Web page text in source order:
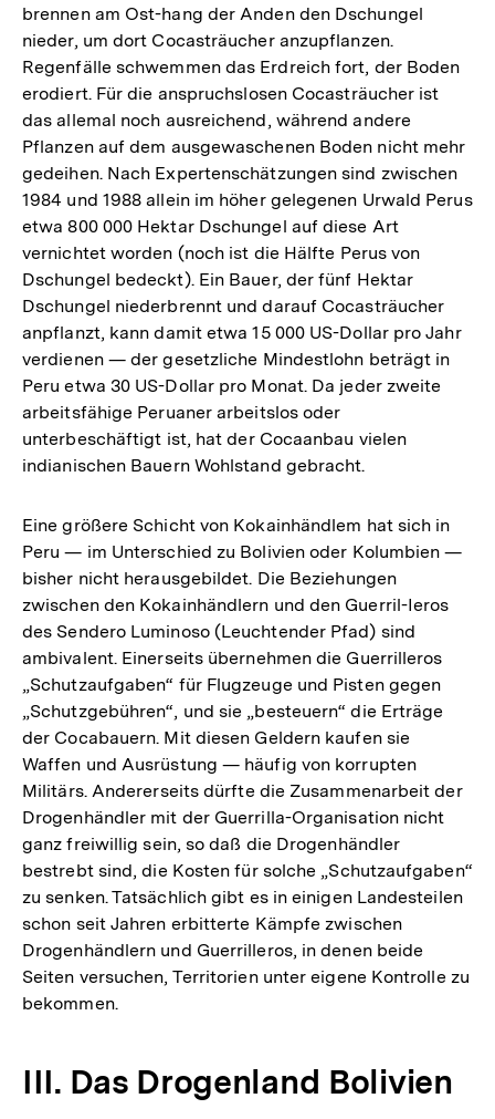
brennen am Ost-hang der Anden den Dschungel
nieder, um dort Cocasträucher anzupflanzen.
Regenfälle schwemmen das Erdreich fort, der Boden
erodiert. Für die anspruchslosen Cocasträucher ist
das allemal noch ausreichend, während andere
Pflanzen auf dem ausgewaschenen Boden nicht mehr
gedeihen. Nach Expertenschätzungen sind zwischen
1984 und 1988 allein im höher gelegenen Urwald Perus
etwa 800 000 Hektar Dschungel auf diese Art
vernichtet worden (noch ist die Hälfte Perus von
Dschungel bedeckt). Ein Bauer, der fünf Hektar
Dschungel niederbrennt und darauf Cocasträucher
anpflanzt, kann damit etwa 15 000 US-Dollar pro Jahr
verdienen — der gesetzliche Mindestlohn beträgt in
Peru etwa 30 US-Dollar pro Monat. Da jeder zweite
arbeitsfähige Peruaner arbeitslos oder
unterbeschäftigt ist, hat der Cocaanbau vielen
indianischen Bauern Wohlstand gebracht.
Eine größere Schicht von Kokainhändlem hat sich in
Peru — im Unterschied zu Bolivien oder Kolumbien —
bisher nicht herausgebildet. Die Beziehungen
zwischen den Kokainhändlern und den Guerril-Ieros
des Sendero Luminoso (Leuchtender Pfad) sind
ambivalent. Einerseits übernehmen die Guerrilleros
„Schutzaufgaben“ für Flugzeuge und Pisten gegen
„Schutzgebühren“, und sie „besteuern“ die Erträge
der Cocabauern. Mit diesen Geldern kaufen sie
Waffen und Ausrüstung — häufig von korrupten
Militärs. Andererseits dürfte die Zusammenarbeit der
Drogenhändler mit der Guerrilla-Organisation nicht
ganz freiwillig sein, so daß die Drogenhändler
bestrebt sind, die Kosten für solche „Schutzaufgaben“
zu senken. Tatsächlich gibt es in einigen Landesteilen
schon seit Jahren erbitterte Kämpfe zwischen
Drogenhändlern und Guerrilleros, in denen beide
Seiten versuchen, Territorien unter eigene Kontrolle zu
bekommen.
III. Das Drogenland Bolivien